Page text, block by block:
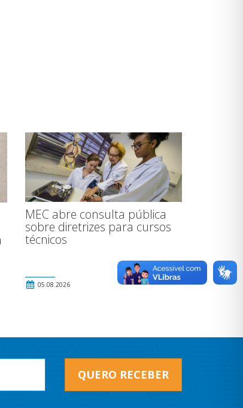
MEC abre consulta pública
sobre diretrizes para cursos
técnicos
05.08.2026
QUERO RECEBER